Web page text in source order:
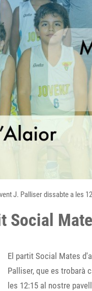
J. Palliser dissabte a les
Social
El partit Social Mates
Palliser, que es trobarà
les 12:15 al nostre